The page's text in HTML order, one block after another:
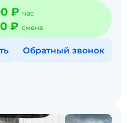
₽ час
₽ смена
Обратный звонок